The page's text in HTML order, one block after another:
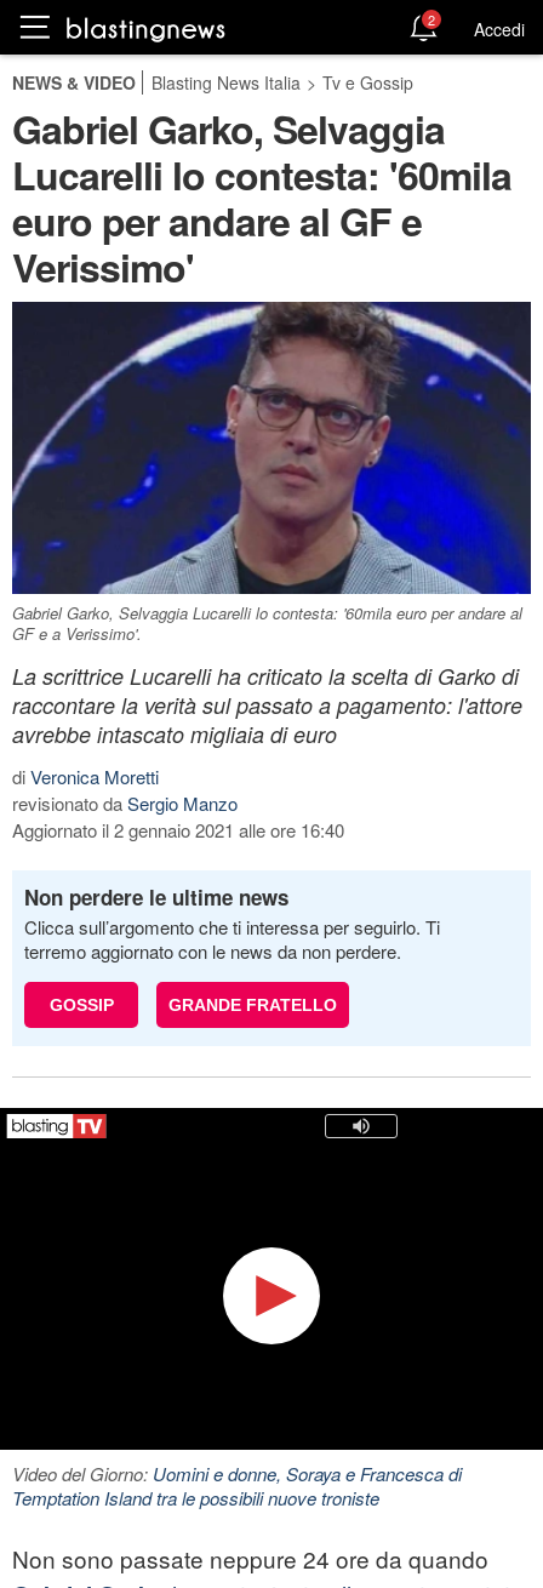
2 Accedi
NEWS & VIDEO Blasting News Italia > Tv e Gossip
Gabriel Garko, Selvaggia
Lucarelli lo contesta: '60mila
euro per andare al GF e
Verissimo'
Gabriel Garko, Selvaggia Lucarelli lo contesta: '60mila euro per andare al
GF e a Verissimo'.
La scrittrice Lucarelli ha criticato la scelta di Garko di
raccontare la verità sul passato a pagamento: l'attore
avrebbe intascato migliaia di euro
diVeronica Moretti
revisionato daSergio Manzo
Aggiornato il 2 gennaio 2021 alle ore 16:40
Non perdere le ultime news
Clicca sull’argomento che ti interessa per seguirlo. Ti
terremo aggiornato con le news da non perdere.
GOSSIP GRANDE FRATELLO
Video del Giorno: Uomini e donne, Soraya e Francesca di
Temptation Island tra le possibili nuove troniste
Non sono passate neppure 24 ore da quando